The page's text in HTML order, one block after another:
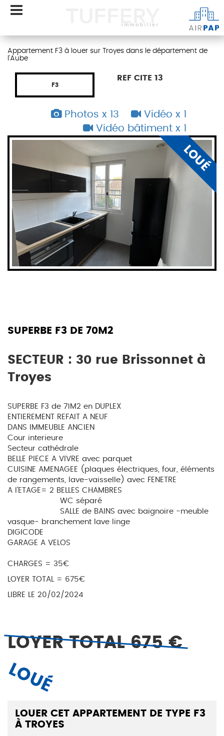
Appartement F3 à louer sur Troyes dans le département de
l'Aube
F3
REF CITE 13
Photos x 13
Vidéo x 1
Vidéo bâtiment x 1
LOUÉ
SUPERBE F3 DE 70M2
SECTEUR : 30 rue Brissonnet à
Troyes
SUPERBE F3 de 71M2 en DUPLEX
ENTIEREMENT REFAIT A NEUF
DANS IMMEUBLE ANCIEN
Cour interieure
Secteur cathédrale
BELLE PIECE A VIVRE avec parquet
CUISINE AMENAGEE (plaques électriques, four, éléments
de rangements, lave-vaisselle) avec FENETRE
A l'ETAGE= 2 BELLES CHAMBRES
WC séparé
SALLE de BAINS avec baignoire -meuble
vasque- branchement lave linge
DIGICODE
GARAGE A VELOS
CHARGES = 35€
LOYER TOTAL = 675€
LIBRE LE 20/02/2024
LOYER TOTAL 675 €
LOUÉ
LOUER CET APPARTEMENT DE TYPE F3
À TROYES